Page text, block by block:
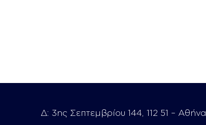
Δ: 3ης Σεπτεμβρίου 144, 112 51 – Αθήνα